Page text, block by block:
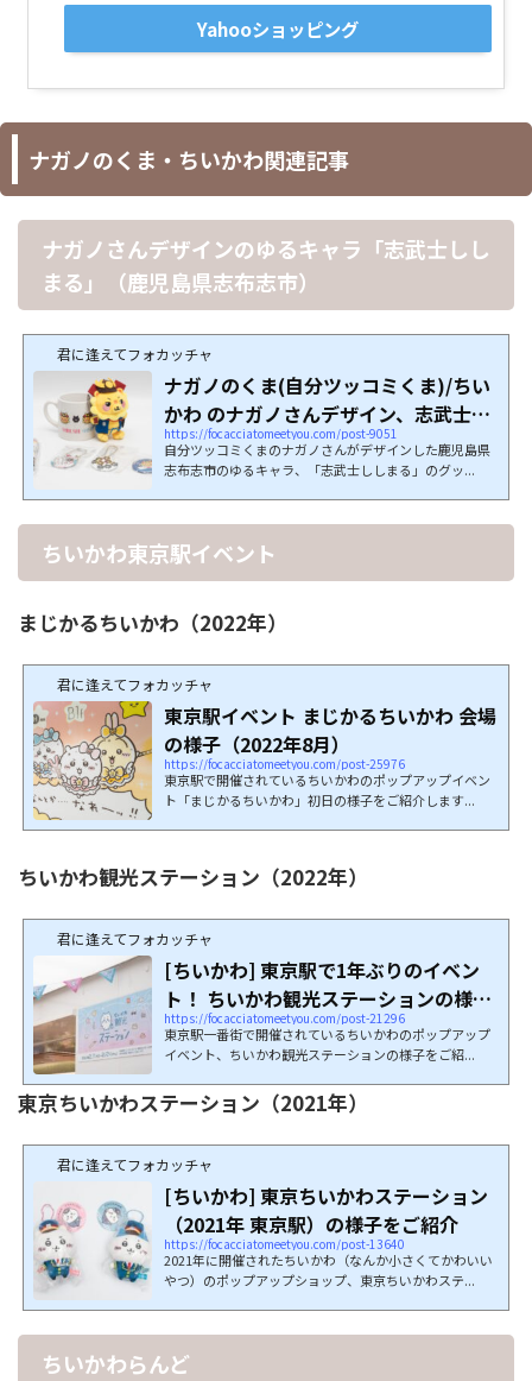
Yahooショッピング
ナガノのくま・ちいかわ関連記事
ナガノさんデザインのゆるキャラ「志武士しし
まる」（鹿児島県志布志市）
君に逢えてフォカッチャ
ナガノのくま(自分ツッコミくま)/ちい
かわ のナガノさんデザイン、志武士し
しまる...
https://focacciatomeetyou.com/post-9051
自分ツッコミくまのナガノさんがデザインした鹿児島県
志布志市のゆるキャラ、「志武士ししまる」のグッ...
ちいかわ東京駅イベント
まじかるちいかわ（2022年）
君に逢えてフォカッチャ
東京駅イベント まじかるちいかわ 会場
の様子（2022年8月）
https://focacciatomeetyou.com/post-25976
東京駅で開催されているちいかわのポップアップイベン
ト「まじかるちいかわ」初日の様子をご紹介します...
ちいかわ観光ステーション（2022年）
君に逢えてフォカッチャ
[ちいかわ] 東京駅で1年ぶりのイベン
ト！ ちいかわ観光ステーションの様子
をご紹介...
https://focacciatomeetyou.com/post-21296
東京駅一番街で開催されているちいかわのポップアップ
イベント、ちいかわ観光ステーションの様子をご紹...
東京ちいかわステーション（2021年）
君に逢えてフォカッチャ
[ちいかわ] 東京ちいかわステーション
（2021年 東京駅）の様子をご紹介
https://focacciatomeetyou.com/post-13640
2021年に開催されたちいかわ（なんか小さくてかわいい
やつ）のポップアップショップ、東京ちいかわステ...
ちいかわらんど